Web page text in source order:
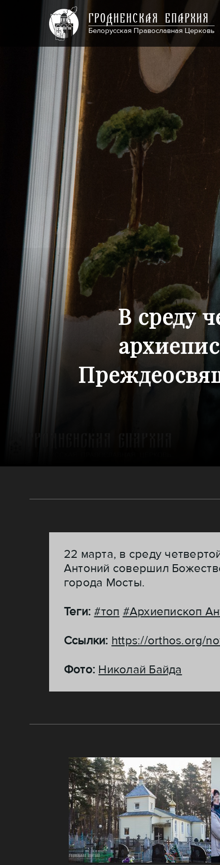
ГРОДНЕНСКАЯ ЕПАРХИЯ
Белорусская Православная Церковь
В среду
22 марта, в среду
Антоний совершил
города Мосты.
Теги:#топ #Архиепископ
Ссылки: https://orthos.org/
Фото: Николай Байда